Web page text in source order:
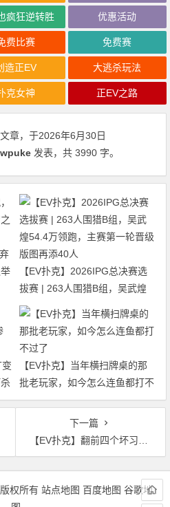
疯狂逆转胜 优惠活动
费比赛 免费赛
造正EV 大逃杀玩法
克女神 正EV之路
章，于2026年6月30日
发表，共 3990 字。
【EV扑克】2026IPG总决赛选
拔赛 | 263人围猎B组，吴武煌
54.4万领跑，主赛第一轮晋级版
变
【EV扑克】当年横扫牌桌的那
批老玩家，如今怎么连鱼都打不
过了
下一篇
【EV扑克】翻前四个坏习惯：别再让筹码从“随手一下”里漏走
权所有 站点地图 百度地图 谷歌地